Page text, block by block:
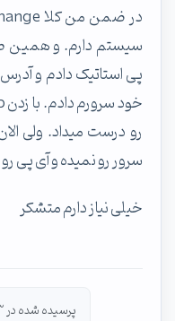
سرور رو نمیده و آی پی رو هم 1::
خیلی نیاز دارم متشکر
پرسیده شده در 1395/01/23 توسط